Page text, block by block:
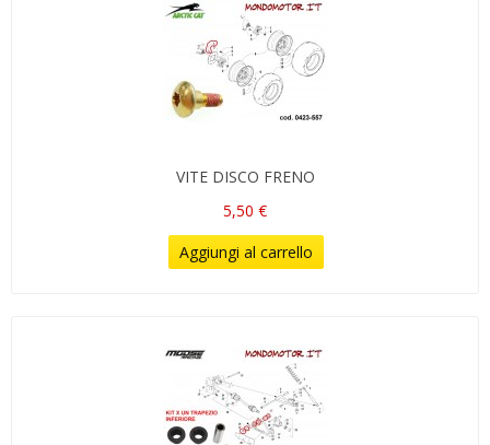
VITE DISCO FRENO
5,50 €
Aggiungi al carrello